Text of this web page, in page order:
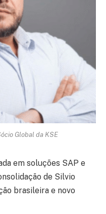
Global da KSE
em soluções SAP e
de Silvio
brasileira e novo